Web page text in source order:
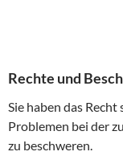
Rechte und
Sie haben das
Problemen bei der
zu beschweren.